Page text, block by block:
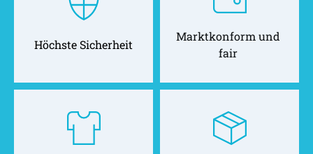
Höchste Sicherheit
Marktkonform und
fair